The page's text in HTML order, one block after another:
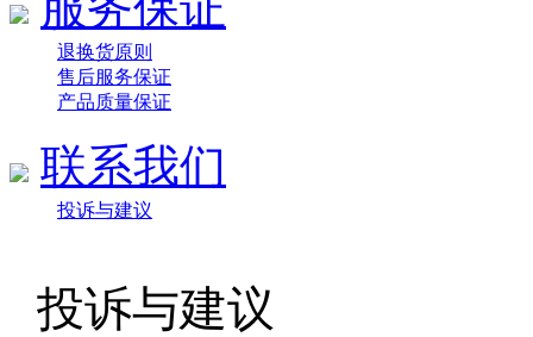
退换货原则
售后服务保证
产品质量保证
联系我们
投诉与建议
投诉与建议